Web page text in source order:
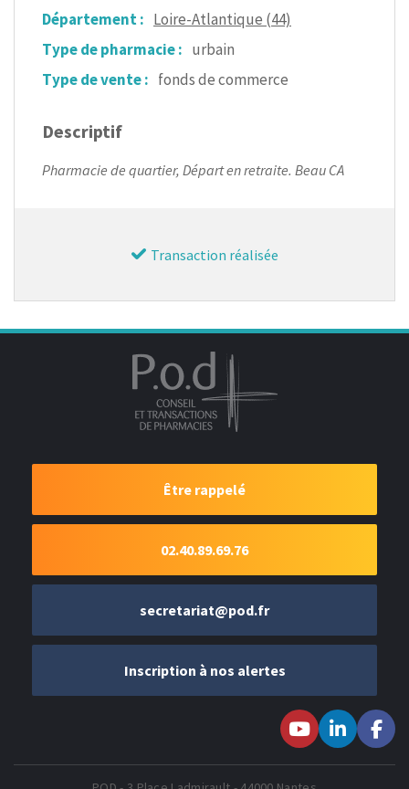
Département : Loire-Atlantique (44)
Type de pharmacie : urbain
Type de vente : fonds de commerce
Descriptif
Pharmacie de quartier, Départ en retraite. Beau CA
Transaction réalisée
Être rappelé
02.40.89.69.76
secretariat@pod.fr
Inscription à nos alertes
Youtubesur LinkedIn
nous sur